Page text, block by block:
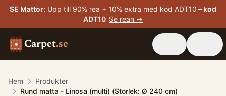
SE Mattor: Upp till 90% rea + 10% extra med kod ADT10 – kod
ADT10 Se rean →
Carpet.se
Hem
Produkter
Rund matta - Linosa (multi) (Storlek: Ø 240 cm)